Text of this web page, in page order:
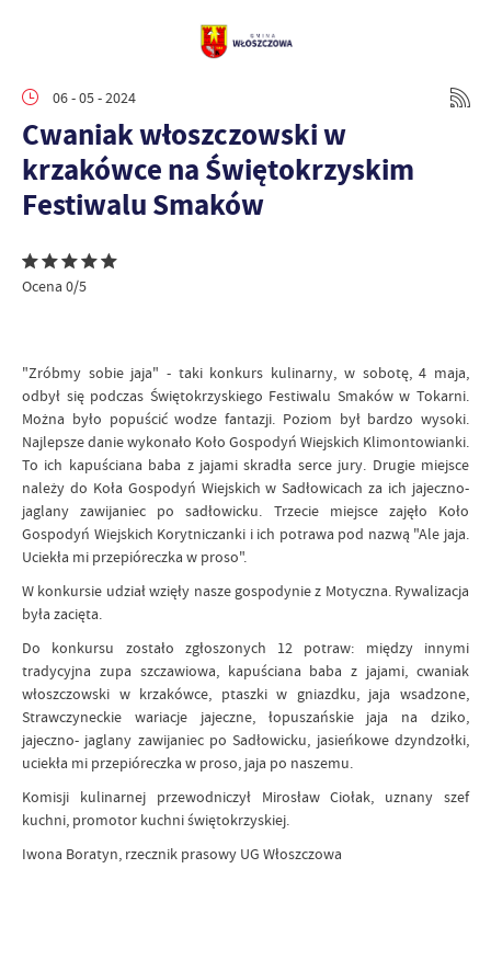
06 - 05 - 2024
Cwaniak włoszczowski w
krzakówce na Świętokrzyskim
Festiwalu Smaków
Ocena 0/5
"Zróbmy sobie jaja" - taki konkurs kulinarny, w sobotę, 4 maja,
odbył się podczas Świętokrzyskiego Festiwalu Smaków w Tokarni.
Można było popuścić wodze fantazji. Poziom był bardzo wysoki.
Najlepsze danie wykonało Koło Gospodyń Wiejskich Klimontowianki.
To ich kapuściana baba z jajami skradła serce jury. Drugie miejsce
należy do Koła Gospodyń Wiejskich w Sadłowicach za ich jajeczno-
jaglany zawijaniec po sadłowicku. Trzecie miejsce zajęło Koło
Gospodyń Wiejskich Korytniczanki i ich potrawa pod nazwą "Ale jaja.
Uciekła mi przepióreczka w proso".
W konkursie udział wzięły nasze gospodynie z Motyczna. Rywalizacja
była zacięta.
Do konkursu zostało zgłoszonych 12 potraw: między innymi
tradycyjna zupa szczawiowa, kapuściana baba z jajami, cwaniak
włoszczowski w krzakówce, ptaszki w gniazdku, jaja wsadzone,
Strawczyneckie wariacje jajeczne, łopuszańskie jaja na dziko,
jajeczno- jaglany zawijaniec po Sadłowicku, jasieńkowe dzyndzołki,
uciekła mi przepióreczka w proso, jaja po naszemu.
Komisji kulinarnej przewodniczył Mirosław Ciołak, uznany szef
kuchni, promotor kuchni świętokrzyskiej.
Iwona Boratyn, rzecznik prasowy UG Włoszczowa